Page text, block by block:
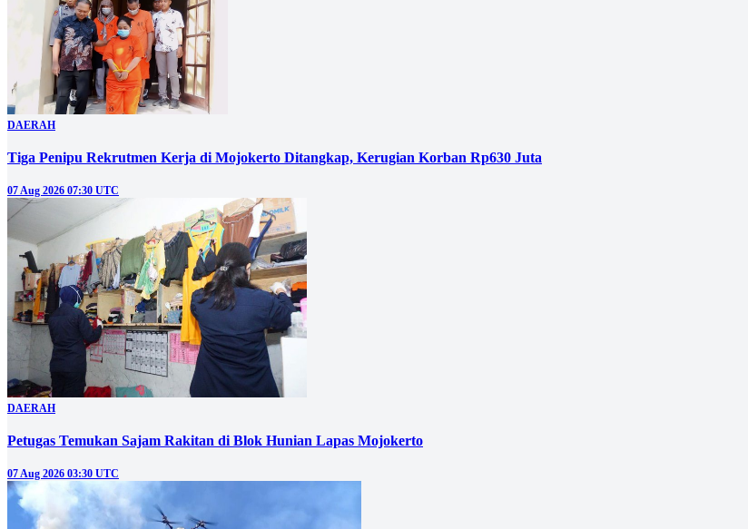
DAERAH
Tiga Penipu Rekrutmen Kerja di Mojokerto Ditangkap, Kerugian Korban Rp630 Juta
07 Aug 2026 07:30 UTC
DAERAH
Petugas Temukan Sajam Rakitan di Blok Hunian Lapas Mojokerto
07 Aug 2026 03:30 UTC